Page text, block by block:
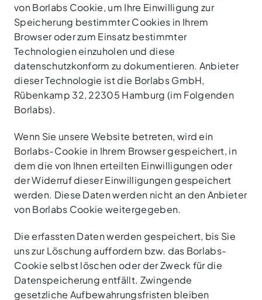
von Borlabs Cookie, um Ihre Einwilligung zur
Speicherung bestimmter Cookies in Ihrem
Browser oder zum Einsatz bestimmter
Technologien einzuholen und diese
datenschutzkonform zu dokumentieren. Anbieter
dieser Technologie ist die Borlabs GmbH,
Rübenkamp 32, 22305 Hamburg (im Folgenden
Borlabs).
Wenn Sie unsere Website betreten, wird ein
Borlabs-Cookie in Ihrem Browser gespeichert, in
dem die von Ihnen erteilten Einwilligungen oder
der Widerruf dieser Einwilligungen gespeichert
werden. Diese Daten werden nicht an den Anbieter
von Borlabs Cookie weitergegeben.
Die erfassten Daten werden gespeichert, bis Sie
uns zur Löschung auffordern bzw. das Borlabs-
Cookie selbst löschen oder der Zweck für die
Datenspeicherung entfällt. Zwingende
gesetzliche Aufbewahrungsfristen bleiben